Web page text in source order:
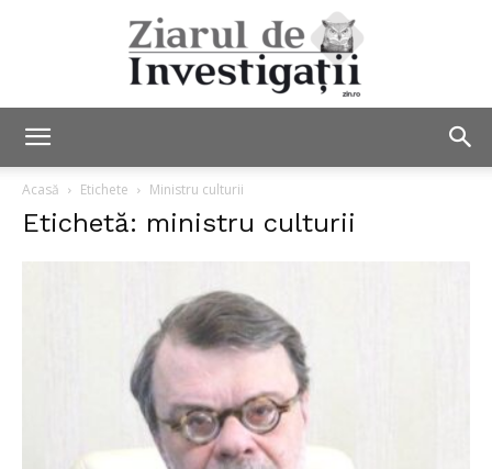
Investigații
Acasă Etichete Ministru culturii
Etichetă: ministru culturii